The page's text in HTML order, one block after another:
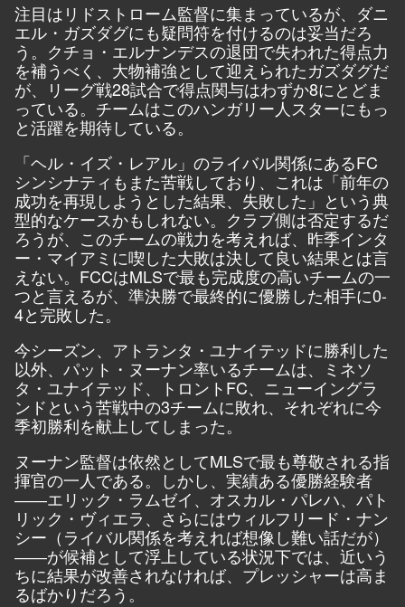
注目はリドストローム監督に集まっているが、ダニ
エル・ガズダグにも疑問符を付けるのは妥当だろ
う。クチョ・エルナンデスの退団で失われた得点力
を補うべく、大物補強として迎えられたガズダグだ
が、リーグ戦28試合で得点関与はわずか8にとどま
っている。チームはこのハンガリー人スターにもっ
と活躍を期待している。
「ヘル・イズ・レアル」のライバル関係にあるFC
シンシナティもまた苦戦しており、これは「前年の
成功を再現しようとした結果、失敗した」という典
型的なケースかもしれない。クラブ側は否定するだ
ろうが、このチームの戦力を考えれば、昨季インタ
ー・マイアミに喫した大敗は決して良い結果とは言
えない。FCCはMLSで最も完成度の高いチームの一
つと言えるが、準決勝で最終的に優勝した相手に0-
4と完敗した。
今シーズン、アトランタ・ユナイテッドに勝利した
以外、パット・ヌーナン率いるチームは、ミネソ
タ・ユナイテッド、トロントFC、ニューイングラ
ンドという苦戦中の3チームに敗れ、それぞれに今
季初勝利を献上してしまった。
ヌーナン監督は依然としてMLSで最も尊敬される指
揮官の一人である。しかし、実績ある優勝経験者
――エリック・ラムゼイ、オスカル・パレハ、パト
リック・ヴィエラ、さらにはウィルフリード・ナン
シー（ライバル関係を考えれば想像し難い話だが）
――が候補として浮上している状況下では、近いう
ちに結果が改善されなければ、プレッシャーは高ま
るばかりだろう。